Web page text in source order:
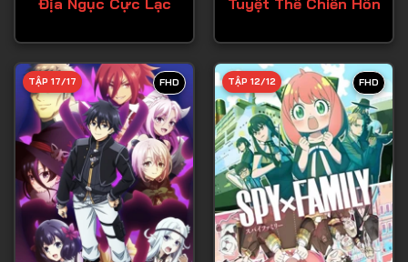
Tập 39
Tập 40
Tập 41
Tập 42
Tập 43
Tập 44
Tập 45
Địa Ngục Cực Lạc Tuyệt Thế Chiến Hồn
FHD
TẬP 17/17 FHD
TẬP 12/12